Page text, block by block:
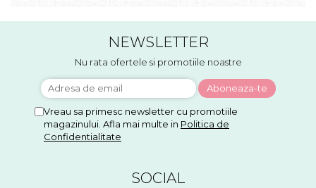
NEWSLETTER
Nu rata ofertele si promotiile noastre
Vreau sa primesc newsletter cu promotiile
magazinului. Afla mai multe in Politica de
Confidentialitate
SOCIAL